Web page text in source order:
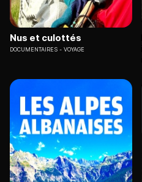
Nus et culottés
DOCUMENTAIRES VOYAGE